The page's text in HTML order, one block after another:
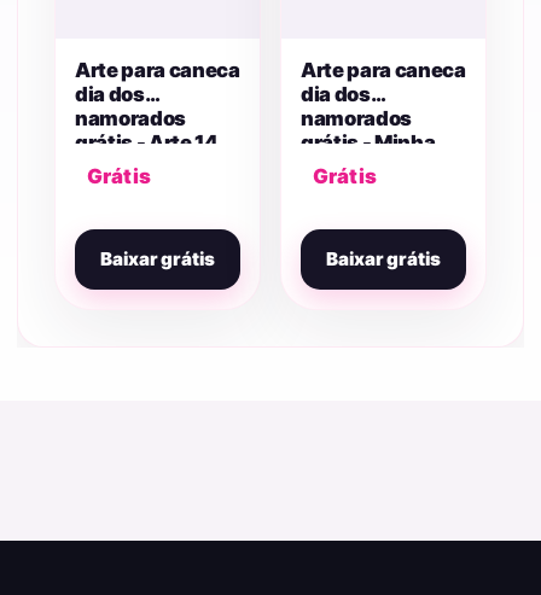
Arte para caneca
dia dos
namorados
grátis - Arte 14
Grátis
Baixar grátis
Arte para caneca
dia dos
namorados
grátis - Minha
loucura
Grátis
Baixar grátis